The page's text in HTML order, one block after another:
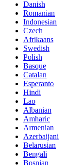
Danish
Romanian
Indonesian
Czech
Afrikaans
Swedish
Polish
Basque
Catalan
Esperanto
Hindi
Lao
Albanian
Amharic
Armenian
Azerbaijani
Belarusian
Bengali
Bosnian